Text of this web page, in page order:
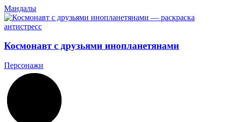
Мандалы
Космонавт с друзьями инопланетянами
Персонажи